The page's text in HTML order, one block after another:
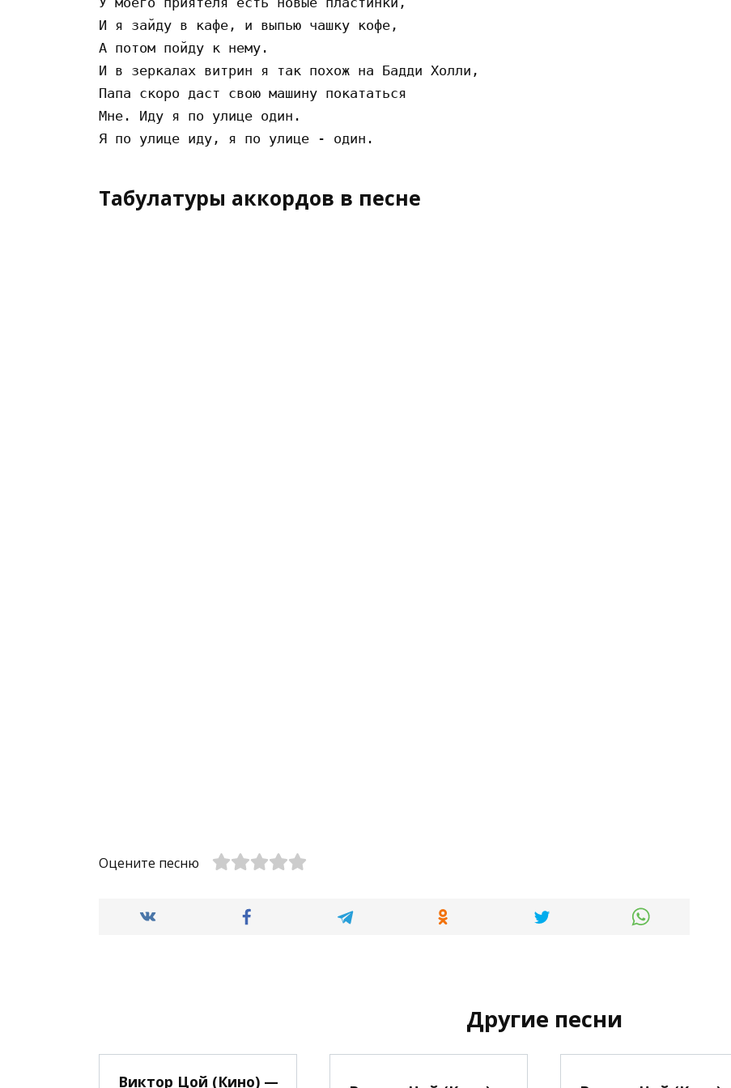
И я зайду в кафе, и выпью чашку кофе,
А потом пойду к нему.
И в зеркалах витрин я так похож на Бадди Холли,
Папа скоро даст свою машину покататься
Мне. Иду я по улице один.
Табулатуры аккордов в песне
Оцените песню
Другие песни
Виктор Цой (Кино) —